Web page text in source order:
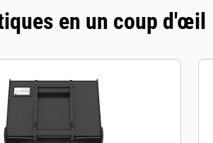
en un coup d'œil